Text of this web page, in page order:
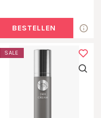
BESTELLEN
SALE